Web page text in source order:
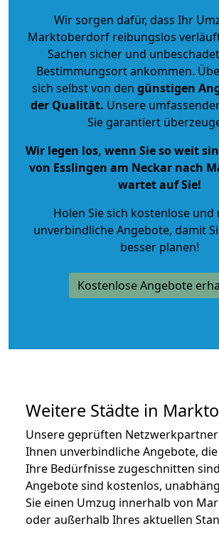
Wir sorgen dafür, dass Ihr
Marktoberdorf reibungslos
Sachen sicher und
Bestimmungsort ankommen.
sich selbst von den günstigen
der Qualität. Unsere
Sie garantiert
Wir legen los, wenn Sie so weit
von Esslingen am Neckar nach
wartet auf Sie!
Holen Sie sich kostenlose
unverbindliche Angebote, damit
besser planen!
Kostenlose Angebote
Weitere Städte in
Unsere geprüften
Ihnen unverbindliche Angebote,
Ihre Bedürfnisse zugeschnitten
Angebote sind kostenlos,
Sie einen Umzug innerhalb von
oder außerhalb Ihres aktuellen